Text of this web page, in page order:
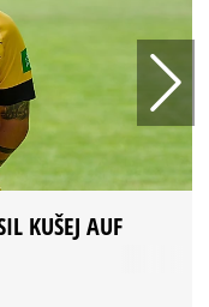
KUŠEJ AUF